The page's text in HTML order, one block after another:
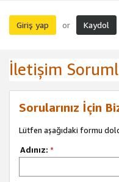
Giriş yap or Kaydol
İletişim
Sorularınız İçin
Lütfen aşağıdaki formu
Adınız: *